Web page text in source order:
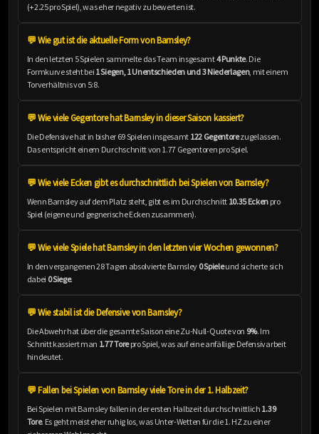
(+2.25 pro Spiel), was eher negativ zu bewerten ist.
💬 Wie gut ist die aktuelle Form von Barnsley?
In den letzten 5 Spielen sammelte das Team insgesamt4 Punkte. Die
Formkurve steht bei 1 Siegen, 1 Unentschieden und 3 Niederlagen, mit einem
Torverhältnis von 5:8.
💬 Wie viele Gegentore hat Barnsley in dieser Saison kassiert?
Die Defensive hat in bisher 69 Spielen insgesamt 122 Gegentorezugelassen.
Das entspricht einem Durchschnitt von 1.77 Gegentoren pro Spiel.
💬 Wie viele Ecken gibt es durchschnittlich bei Spielen von Barnsley?
Wenn Barnsley auf dem Platz steht, gibt es im Durchschnitt 10.35 Ecken pro
Spiel (eigene und gegnerische Ecken zusammen).
💬 Wie viele Spiele hat Barnsley in den letzten vier Wochen gewonnen?
In den vergangenen 28 Tagen absolvierte Barnsley 0 Spieleund sicherte sich
dabei 0 Siege.
💬 Wie stabil ist die Defensive von Barnsley?
Die Abwehr hat über die gesamte Saison eine Zu-Null-Quote von 9%. Im
Schnitt kassiert man 1.77 Torepro Spiel, was auf eine anfällige Defensivarbeit
hindeutet.
💬 Fallen bei Spielen von Barnsley viele Tore in der 1. Halbzeit?
Bei Spielen mit Barnsley fallen in der ersten Halbzeit durchschnittlich 1.39
Tore. Es geht meist eher ruhig los, was Unter-Wetten für die 1. HZ zu einer